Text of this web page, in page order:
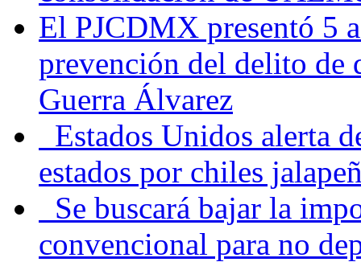
El PJCDMX presentó 5
prevención del delito de
Guerra Álvarez
Estados Unidos alerta
estados por chiles
Se buscará bajar la
convencional para no